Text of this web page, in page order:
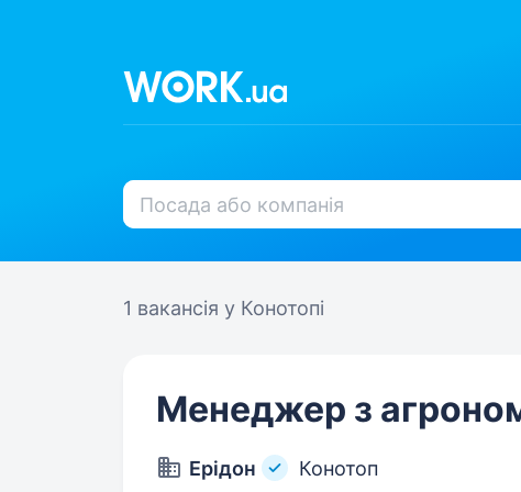
1 вакансія у Конотопі
Менеджер з
Ерідон Конотоп